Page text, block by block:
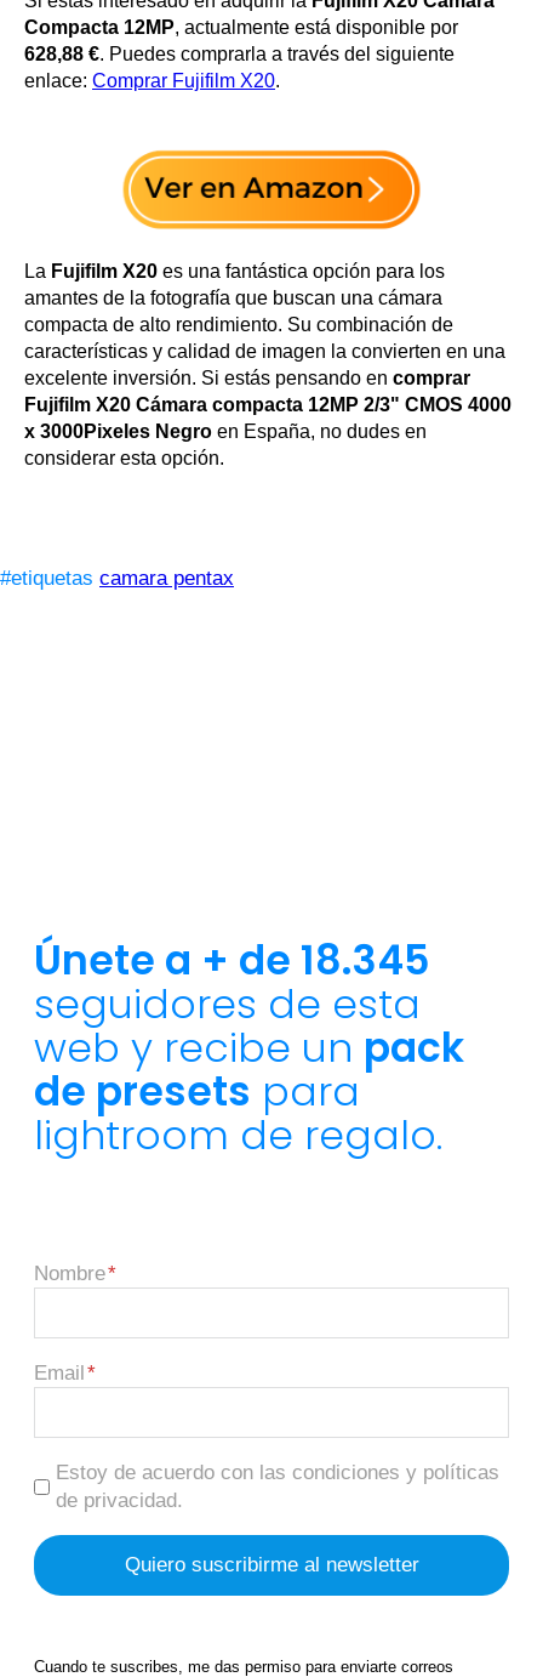
Compacta 12MP, actualmente está disponible por
628,88 €. Puedes comprarla a través del siguiente
enlace: Comprar Fujifilm X20.
La Fujifilm X20 es una fantástica opción para los
amantes de la fotografía que buscan una cámara
compacta de alto rendimiento. Su combinación de
características y calidad de imagen la convierten en una
excelente inversión. Si estás pensando en comprar
Fujifilm X20 Cámara compacta 12MP 2/3" CMOS 4000
x 3000Pixeles Negro en España, no dudes en
considerar esta opción.
#etiquetas camara pentax
Únete a + de 18.345
seguidores de esta
web y recibe un pack
de presets para
lightroom de regalo.
Nombre
Email
Estoy de acuerdo con las condiciones y políticas
de privacidad.
Cuando te suscribes, me das permiso para enviarte correos